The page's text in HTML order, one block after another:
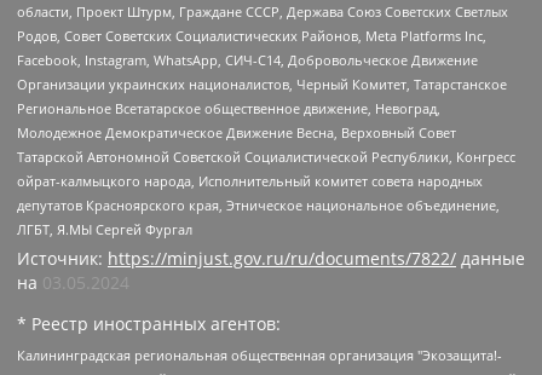
области, Проект Штурм, Граждане СССР, Держава Союз Советских Светлых
Родов, Совет Советских Социалистических Районов, Meta Platforms Inc,
Facebook, Instagram, WhatsApp, СИЧ-С14, Добровольческое Движение
Организации украинских националистов, Черный Комитет, Татарстанское
Региональное Всетатарское общественное движение, Невоград,
Молодежное Демократическое Движение Весна, Верховный Совет
Татарской Автономной Советской Социалистической Республики, Конгресс
ойрат-калмыцкого народа, Исполнительный комитет совета народных
депутатов Красноярского края, Этническое национальное объединение,
ЛГБТ, Я.МЫ Сергей Фургал
Источник: https://minjust.gov.ru/ru/documents/7822/ данные
на 03.05.2024
* Реестр иностранных агентов:
Калининградская региональная общественная организация "Экозащита!-Женсовет", Фонд содействия защите прав и свобод граждан "Общественный вердикт", Фонд "Институт Развития Свободы Информации", Частное учреждение "Информационное агентство МЕМО. РУ", Региональная общественная организация "Общественная комиссия по сохранению наследия академика Сахарова", Фонд поддержки свободы прессы, Санкт-Петербургская общественная правозащитная организация "Гражданский контроль", Межрегиональная общественная организация "Информационно-просветительский центр "Мемориал", Региональный Фонд "Центр Защиты Прав Средств Массовой Информации", с 05.12.2023 Фонд "Центр Защиты Прав Средств массовой информации", Региональная общественная благотворительная организация помощи беженцам и мигрантам "Гражданское содействие", Негосударственное образовательное учреждение дополнительного профессионального образования (повышение квалификации) специалистов "АКАДЕМИЯ ПО ПРАВАМ ЧЕЛОВЕКА", Свердловская региональная общественная организация "Сутяжник", Автономная некоммерческая организация "Центр независимых социологических исследований", Союз общественных объединений "Российский исследовательский центр по правам человека", Региональное общественное учреждение научно-информационный центр "МЕМОРИАЛ", Некоммерческая организация "Фонд защиты гласности", Автономная некоммерческая организация "Институт прав человека", Городская общественная организация "Екатеринбургское общество "МЕМОРИАЛ", Городская общественная организация "Рязанское историко-просветительское и правозащитное общество "Мемориал" (Рязанский Мемориал), Челябинский региональный орган общественной самодеятельности – женское общественное объединение "Женщины Евразии", Челябинский региональный орган общественной самодеятельности "Уральская правозащитная группа", Фонд содействия защите здоровья и социальной справедливости имени Андрея Рылькова, Автономная Некоммерческая Организация "Аналитический Центр Юрия Левады", Автономная некоммерческая организация социальной поддержки населения "Проект Апрель", Региональная общественная организация помощи женщинам и детям, находящимся в кризисной ситуации "Информационно-методический центр "Анна", Фонд содействия развитию массовых коммуникаций и правовому просвещению "Так-так-Так", Фонд содействия устойчивому развитию "Серебряная тайга", Свердловский региональный общественный фонд социальных проектов "Новое время", "Idel.Реалии", Кавказ.Реалии, Крым.Реалии, Телеканал Настоящее Время, Татаро-башкирская служба Радио Свобода (Azatliq Radiosi), Радио Свободная Европа/Радио Свобода (PCE/PC), "Сибирь.Реалии", "Фактограф", Благотворительный фонд помощи осужденным и их семьям, Автономная некоммерческая организация "Институт глобализации и социальных движений", Фонд "В защиту прав заключенных", Частное учреждение "Центр поддержки и содействия развитию средств массовой информации", Пензенский региональный общественный благотворительный фонд "Гражданский союз", "Север.Реалии", Некоммерческая организация Фонд "Правовая инициатива", Общество с ограниченной ответственностью "Радио Свободная Европа/Радио Свобода", Чешское информационное агентство "MEDIUM-ORIENT", Красноярская региональная общественная организация "Мы против СПИДа", Камалягин Денис Николаевич, Маркелов Сергей Евгеньевич, Пономарев Лев Александрович, Савицкая Людмила Алексеевна, Автономная некоммерческая организация "Центр по работе с проблемой насилия "НАСИЛИЮ.НЕТ", Межрегиональный профессиональный союз работников здравоохранения "Альянс врачей", Юридическое лицо, зарегистрированное в Латвийской Республике, SIA "Medusa Project" (регистрационный номер 40103797863, дата регистрации 10.06.2014), Некоммерческая организация "Фонд по борьбе с коррупцией", Автономная некоммерческая организация "Институт права и публичной политики", Баданин Роман Сергеевич, Гликин Максим Александрович, Железнова Мария Михайловна, Лукьянова Юлия Сергеевна, Маетная Елизавета Витальевна, Маняхин Петр Борисович, Чуракова Ольга Владимировна, Ярош Юлия Петровна, Юридическое лицо "The Insider SIA", зарегистрированное в Риге, Латвийская Республика (дата регистрации 26.06.2015), являющееся администратором доменного имени интернет-издания "The Insider SIA", https://theins.ru, Постернак Алексей Евгеньевич, Рубин Михаил Аркадьевич, Анин Роман Александрович, Юридическое лицо Istories fonds, зарегистрированное в Латвийской Республике (регистрационный номер 50008295751, дата регистрации 24.02.2020), Великовский Дмитрий Александрович, Долинина Ирина Николаевна, Мароховская Алеся Алексеевна, Шлейнов Роман Юрьевич, Шмагун Олеся Валентиновна, Общество с ограниченной ответственностью "Альтаир 2021", Общество с ограниченной ответственностью "Вега 2021", Общество с ограниченной ответственностью "Главный редактор 2021", Общество с ограниченной ответственностью "Ромашки монолит", Важенков Артем Валерьевич, Ивановская областная общественная организация "Центр гендерных исследований", Гурман Юрий Альбертович, Медиапроект "ОВД-Инфо", Егоров Владимир Владимирович, Жилинский Владимир Александрович, Общество с ограниченной ответственностью "ЗП", Иванова София Юрьевна, Карезина Инна Павловна, Кильтау Екатерина Викторовна, Петров Алексей Викторович, Пискунов Сергей Евгеньевич, Смирнов Сергей Сергеевич, Тихонов Михаил Сергеевич, Общество с ограниченной ответственностью "ЖУРНАЛИСТ-ИНОСТРАННЫЙ АГЕНТ", Арапова Галина Юрьевна, Вольтская Татьяна Анатольевна, Американская компания "Mason G.E.S. Anonymous Foundation" (США), являющаяся владельцем интернет-издания https://mnews.world/, Компания "Stichting Bellingcat", зарегистрированная в Нидерландах (дата регистрации 11.07.2018), Захаров Андрей Вячеславович, Клепиковская Екатерина Дмитриевна, Общество с ограниченной ответственностью "МЕМО", Перл Роман Александрович, Симонов Евгений Алексеевич, Соловьева Елена Анатольевна, Сотников Даниил Владимирович, Сурначева Елизавета Дмитриевна, Автономная некоммерческая организация по защите прав человека и информированию населения "Якутия – Наше Мнение", Общество с ограниченной ответственностью "Москоу диджитал медиа", с 26.01.2023 Общество с ограниченной ответственностью "Чайка Белые сады", Ветошкина Валерия Валерьевна, Заговора Максим Александрович, Межрегиональное общественное движение "Российская ЛГБТ - сеть", Оленичев Максим Владимирович, Павлов Иван Юрьевич, Скворцова Елена Сергеевна, Общество с ограниченной ответственностью "Как бы инагент", Кочетков Игорь Викторович, Общество с ограниченной ответственностью "Честные выборы", Еланчик Олег Александрович, Общество с ограниченной ответственностью "Нобелевский призыв", Гималова Регина Эмилевна, Григорьев Андрей Валерьевич, Григорьева Алина Александровна, Ассоциация по содействию защите прав призывников, альтернативнослужащих и военнослужащих "Правозащитная группа "Гражданин.Армия.Право", Хисамова Регина Фаритовна, Автономная некоммерческая организация по реализации социально-правовых программ "Лилит", Дальневосточное общественное движение "Маяк", Санкт-Петербургская ЛГБТ-инициативная группа "Выход", Инициативная группа ЛГБТ+ "Реверс", Алексеев Андрей Викторович, Бекбулатова Таисия Львовна, Беляев Иван Михайлович, Владыкина Елена Сергеевна, Гельман Марат Александрович, Никульшина Вероника Юрьевна, Толоконникова Надежда Андреевна, Шендерович Виктор Анатольевич, Общество с ограниченной ответственностью "Данное сообщение", Общество с ограниченной ответственностью Издательский дом "Новая глава", Айнбиндер Александра Александровна, Московский комьюнити-центр для ЛГБТ+инициатив, Благотворительный фонд развития филантропии, Deutsche Welle (Германия, Kurt-Schumacher-Strasse 3, 53113 Bonn), Борзунова Мария Михайловна, Воробьев Виктор Викторович, Голубева Анна Львовна, Константинова Алла Михайловна, Малкова Ирина Владимировна, Мурадов Мурад Абдулгалимович, Осетинская Елизавета Николаевна, Понасенков Евгений Николаевич, Ганапольский Матвей Юрьевич, Киселев Евгений Алексеевич, Борухович Ирина Григорьевна, Дремин Иван Тимофеевич, Дубровский Дмитрий Викторович, Красноярская региональная общественная организация поддержки и развития альтернативных образовательных технологий и межкультурных коммуникаций "ИНТЕРРА", Маяковская Екатерина Алексеевна, Фейгин Марк Захарович, Филимонов Андрей Викторович, Дзугкоева Регина Николаевна, Доброхотов Роман Александрович, Дудь Юрий Александрович, Елкин Сергей Владимирович, Кругликов Кирилл Игоревич, Сабунаева Мария Леонидовна, Семенов Алексей Владимирович, Шаинян Карен Багратович, Шульман Екатерина Михайловна, Асафьев Артур Валерьевич, Вахштайн Виктор Семенович, Венедиктов Алексей Алексеевич, Лушникова Екатерина Евгеньевна, Волков Леонид Михайлович, Невзоров Александр Глебович, Пархоменко Сергей Борисович, Сироткин Ярослав Николаевич, Кара-Мурза Владимир Владимирович, Баранова Наталья Владимировна, Гозман Леонид Яковлевич, Кагарлицкий Борис Юльевич, Климарев Михаил Валерьевич, Милов Владимир Станиславович, Автономная некоммерческая организация Краснодарский центр современного искусства "Типография", Моргенштерн Алишер Тагирович, Соболь Любовь Эдуардовна, Общество с ограниченной ответственностью "ЛИЗА НОРМ", Каспаров Гарри Кимович, Ходорковский Михаил Борисович, Общество с ограниченной ответственностью "Апрельские тезисы", Данилович Ирина Брониславовна, Кашин Олег Владимирович, Петров Николай Владимирович, Пивоваров Алексей Владимирович, Соколов Михаил Владимирович, Цветкова Юлия Владимировна, Чичваркин Евгений Александрович, Комитет против пыток/Команда против пыток, Общество с ограниченной ответственностью "Первый научный", Общество с ограниченной ответственностью "Вертолет и ко", Белоцерковская Вероника Борисовна, Кац Максим Евгеньевич, Лазарева Татьяна Юрьевна, Шаведдинов Руслан Табризович, Яшин Илья Валерьевич, Общество с ограниченной ответственностью "Иноагент ААВ", Алешковский Дмитрий Петрович, Альбац Евгения Марковна, Быков Дмитрий Львович, Галямина Юлия Евгеньевна, Лойко Сергей Леонидович, Мартынов Кирилл Константинович, Медведев Сергей Александрович, Крашенинников Федор Геннадиевич, Гордеева Катерина Вл